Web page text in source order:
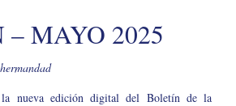
MAYO 2025
la nueva edición digital del Boletín de la